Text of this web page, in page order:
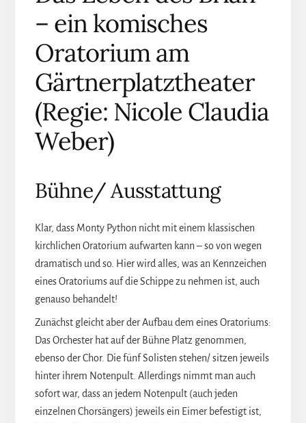
– ein komisches
Oratorium am
Gärtnerplatztheater
(Regie: Nicole Claudia
Weber)
Bühne/ Ausstattung
Klar, dass Monty Python nicht mit einem klassischen
kirchlichen Oratorium aufwarten kann – so von wegen
dramatisch und so. Hier wird alles, was an Kennzeichen
eines Oratoriums auf die Schippe zu nehmen ist, auch
genauso behandelt!
Zunächst gleicht aber der Aufbau dem eines Oratoriums:
Das Orchester hat auf der Bühne Platz genommen,
ebenso der Chor. Die fünf Solisten stehen/ sitzen jeweils
hinter ihrem Notenpult. Allerdings nimmt man auch
sofort war, dass an jedem Notenpult (auch jeden
einzelnen Chorsängers) jeweils ein Eimer befestigt ist,